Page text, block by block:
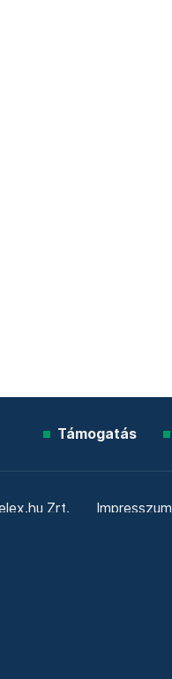
Támogatás
Zrt. Impresszum